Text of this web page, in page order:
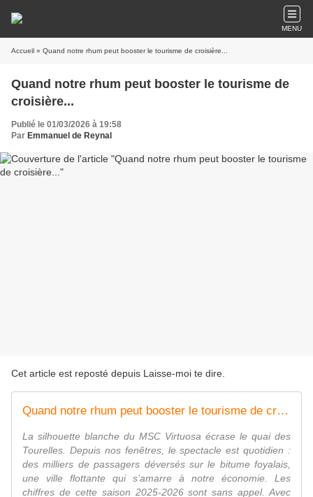
MENU
Accueil » Quand notre rhum peut booster le tourisme de croisière...
Quand notre rhum peut booster le tourisme de
croisière...
Publié le 01/03/2026 à 19:58
Par Emmanuel de Reynal
Cet article est reposté depuis Laisse-moi te dire
Quand notre rhum peut booster le tourisme de croisière...
La silhouette blanche du MSC Virtuosa écrase le quai des
Tourelles. Depuis nos fenêtres, le spectacle est quotidien :
des milliers de passagers déversés sur le bitume foyalais,
une ville flottante qui s’amarre à notre économie. Les
chiffres de cette saison 2025-2026 sont sans appel. Avec